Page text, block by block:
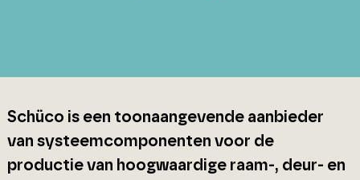
Schüco is een toonaangevende aanbieder
van systeemcomponenten voor de
productie van hoogwaardige raam-, deur- en